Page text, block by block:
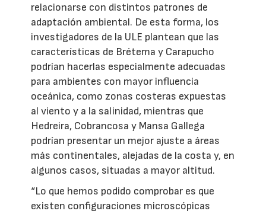
relacionarse con distintos patrones de
adaptación ambiental. De esta forma, los
investigadores de la ULE plantean que las
características de Brétema y Carapucho
podrían hacerlas especialmente adecuadas
para ambientes con mayor influencia
oceánica, como zonas costeras expuestas
al viento y a la salinidad, mientras que
Hedreira, Cobrancosa y Mansa Gallega
podrían presentar un mejor ajuste a áreas
más continentales, alejadas de la costa y, en
algunos casos, situadas a mayor altitud.
“Lo que hemos podido comprobar es que
existen configuraciones microscópicas